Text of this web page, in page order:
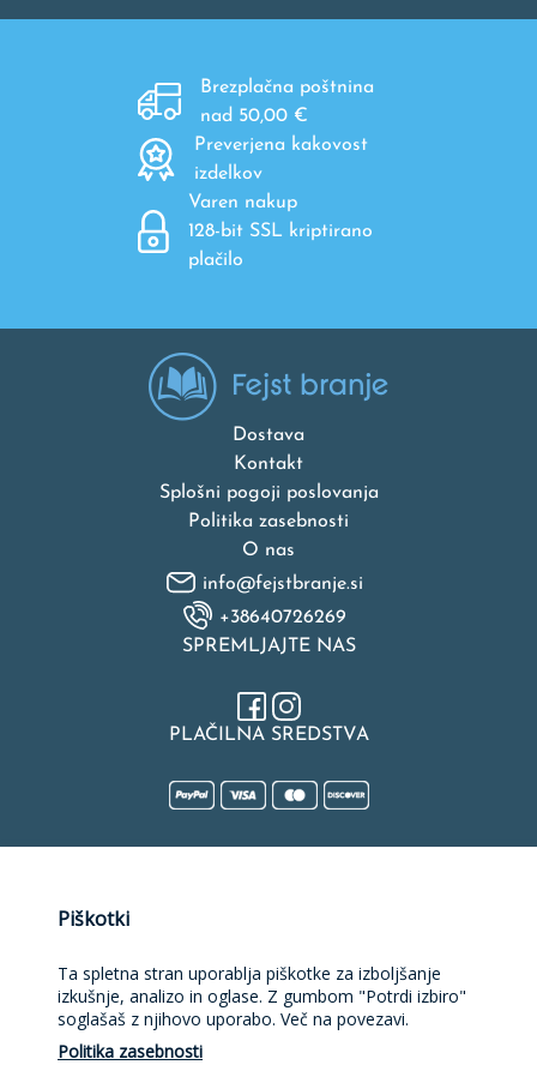
Brezplačna poštnina
nad 50,00 €
Preverjena kakovost
izdelkov
Varen nakup
128-bit SSL kriptirano
plačilo
Dostava
Kontakt
Splošni pogoji poslovanja
Politika zasebnosti
O nas
info@fejstbranje.si
+38640726269
SPREMLJAJTE NAS
PLAČILNA SREDSTVA
platforme in mobilne aplikacije sofinancirata Republika Slovenija
marketing.
Piškotki
Ta spletna stran uporablja piškotke za izboljšanje
izkušnje, analizo in oglase. Z gumbom "Potrdi izbiro"
soglašaš z njihovo uporabo. Več na povezavi.
Politika zasebnosti